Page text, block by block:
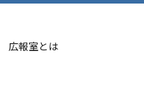
広報室とは